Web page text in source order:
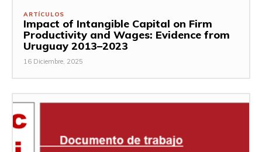
ARTÍCULOS
Impact of Intangible Capital on Firm
Productivity and Wages: Evidence from
Uruguay 2013–2023
16 Diciembre, 2025